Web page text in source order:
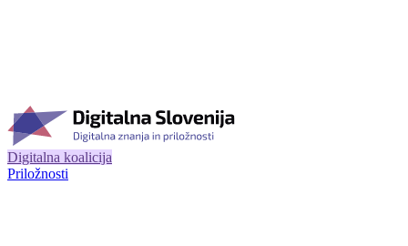
Digitalna koalicija
Priložnosti